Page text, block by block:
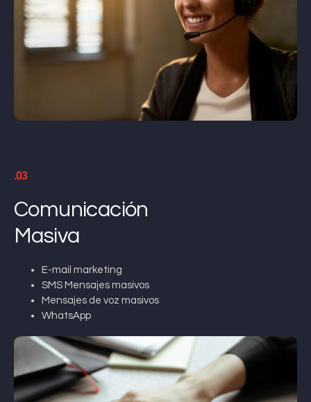
.03
Comunicación
Masiva
E-mail marketing
SMS Mensajes masivos
Mensajes de voz masivos
WhatsApp